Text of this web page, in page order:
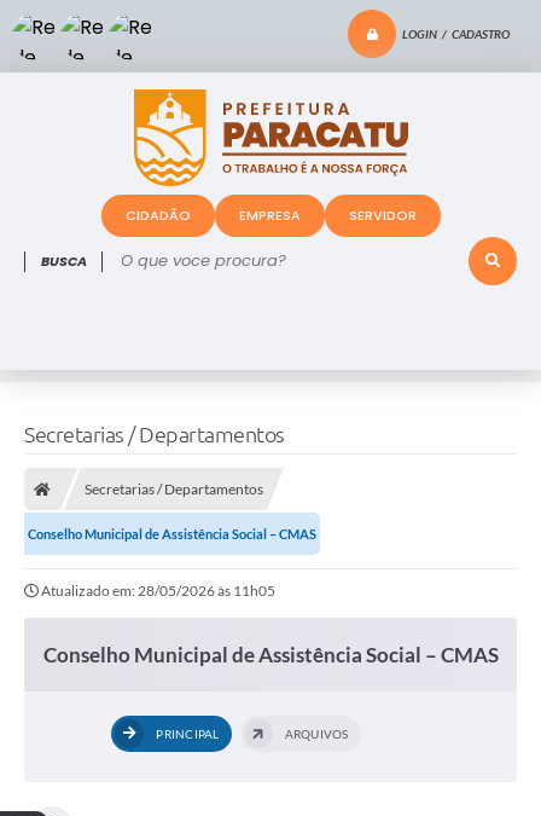
LOGIN / CADASTRO
O que voce procura?
CIDADÃO EMPRESA SERVIDOR
Secretarias / Departamentos
Secretarias / Departamentos
Conselho Municipal de Assistência Social – CMAS
Atualizado em: 28/05/2026 às 11h05
Conselho Municipal de Assistência Social – CMAS
PRINCIPAL ARQUIVOS